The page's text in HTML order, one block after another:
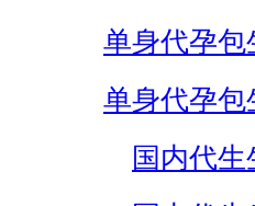
单身代孕包
单身代孕包
国内代